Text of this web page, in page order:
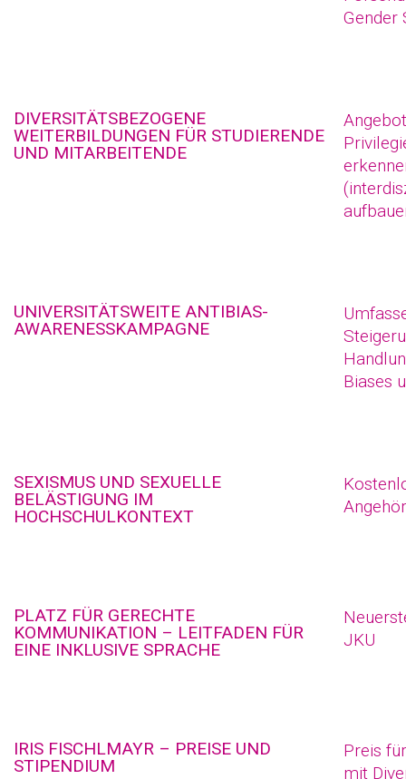
Gender
DIVERSITÄTSBEZOGENE
WEITERBILDUNGEN FÜR STUDIERENDE
UND MITARBEITENDE
UNIVERSITÄTSWEITE ANTIBIAS-
AWARENESSKAMPAGNE
Biases
SEXISMUS UND SEXUELLE
BELÄSTIGUNG IM
HOCHSCHULKONTEXT
PLATZ FÜR GERECHTE
KOMMUNIKATION – LEITFADEN FÜR
EINE INKLUSIVE SPRACHE
JKU
IRIS FISCHLMAYR – PREISE UND
STIPENDIUM
Preis
mit